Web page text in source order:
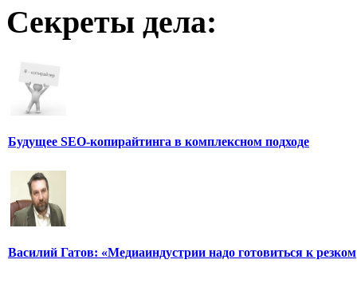
Секреты дела:
Будущее SEO-копирайтинга в комплексном подходе
Василий Гатов: «Медиаиндустрии надо готовиться к резком